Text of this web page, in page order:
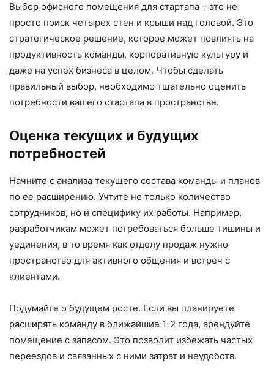
Выбор офисного помещения для стартапа – это не
просто поиск четырех стен и крыши над головой. Это
стратегическое решение, которое может повлиять на
продуктивность команды, корпоративную культуру и
даже на успех бизнеса в целом. Чтобы сделать
правильный выбор, необходимо тщательно оценить
потребности вашего стартапа в пространстве.
Оценка текущих и будущих
потребностей
Начните с анализа текущего состава команды и планов
по ее расширению. Учтите не только количество
сотрудников, но и специфику их работы. Например,
разработчикам может потребоваться больше тишины и
уединения, в то время как отделу продаж нужно
пространство для активного общения и встреч с
клиентами.
Подумайте о будущем росте. Если вы планируете
расширять команду в ближайшие 1-2 года, арендуйте
помещение с запасом. Это позволит избежать частых
переездов и связанных с ними затрат и неудобств.